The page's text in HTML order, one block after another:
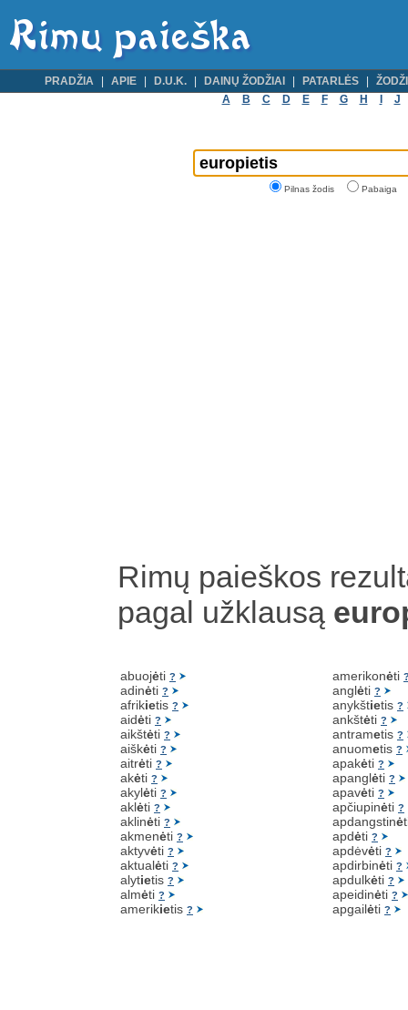
PRADŽIA APIE D.U.K. DAINŲ ŽODŽIAI PATARLĖS
A
B C D E F G H J
Pilnas žodis Pabaiga
Rimų paieškos
pagal užklausą
abuojėti ?
adinėti ?
afrikietis ?
aidėti ?
aikštėti ?
aiškėti ?
aitrėti ?
akėti ?
akylėti ?
aklėti ?
aklinėti ?
akmenėti ?
aktyvėti ?
aktualėti ?
alytietis ?
almėti ?
amerikietis ?
amerikonėti
anglėti ?
anykštietis ?
ankštėti ?
antrametis ?
anuometis ?
apakėti ?
apanglėti ?
apavėti ?
apčiupinėti ?
apdangstinė
apdėti ?
apdėvėti ?
apdirbinėti ?
apdulkėti ?
apeidinėti ?
apgailėti ?